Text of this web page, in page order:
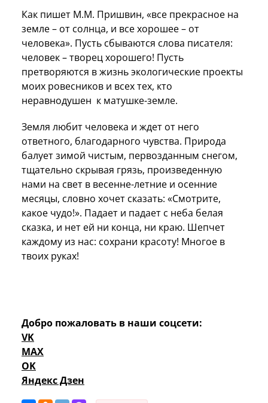
Как пишет М.М. Пришвин, «все прекрасное на
земле – от солнца, и все хорошее – от
человека». Пусть сбываются слова писателя:
человек – творец хорошего! Пусть
претворяются в жизнь экологические проекты
моих ровесников и всех тех, кто
неравнодушен к матушке-земле.
Земля любит человека и ждет от него
ответного, благодарного чувства. Природа
балует зимой чистым, первозданным снегом,
тщательно скрывая грязь, произведенную
нами на свет в весенне-летние и осенние
месяцы, словно хочет сказать: «Смотрите,
какое чудо!». Падает и падает с неба белая
сказка, и нет ей ни конца, ни краю. Шепчет
каждому из нас: сохрани красоту! Многое в
твоих руках!
Добро пожаловать в наши соцсети:
VK
MAX
OK
Яндекс Дзен